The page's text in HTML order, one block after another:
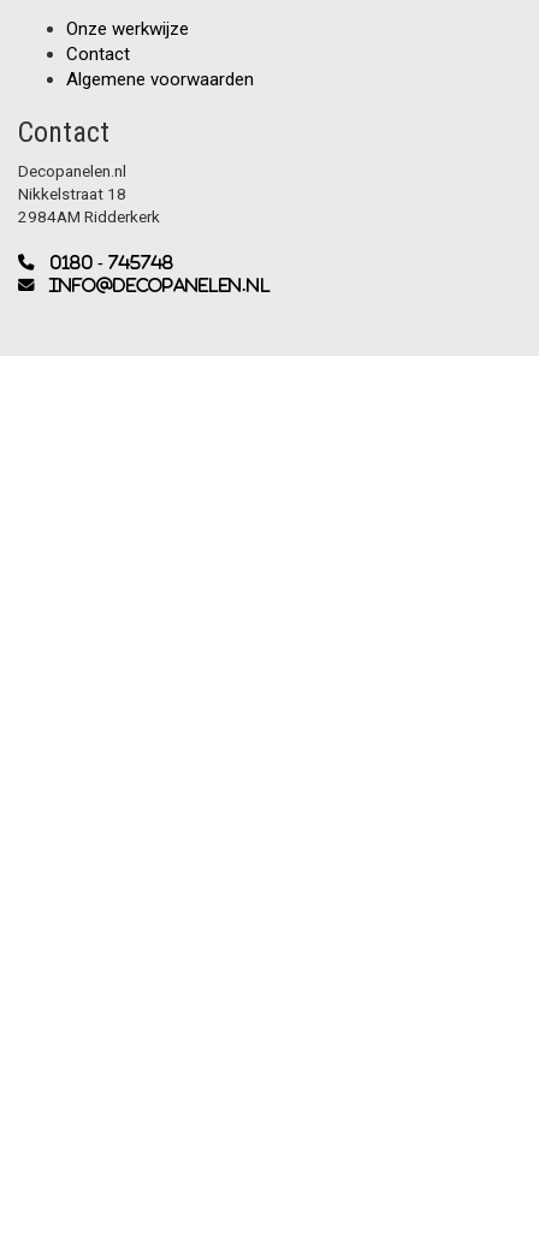
Onze werkwijze
Contact
Algemene voorwaarden
Contact
Decopanelen.nl
Nikkelstraat 18
2984AM Ridderkerk
0180 - 745748
info@decopanelen.nl